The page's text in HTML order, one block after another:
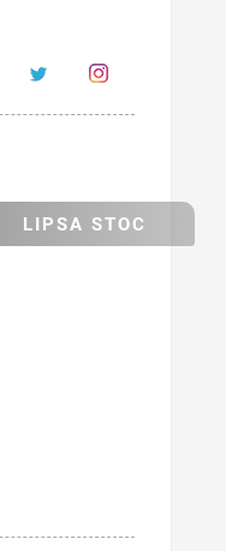
LIPSA STOC